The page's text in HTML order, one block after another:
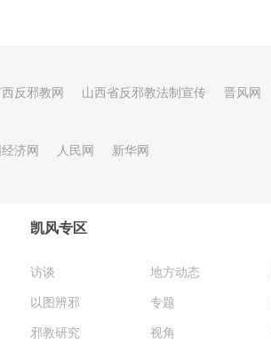
西反邪教网 山西省反邪教法制宣传 晋风网
济网 人民网 新华网
凯风专区
访谈 地方动态
以图辨邪 专题
邪教研究 视角